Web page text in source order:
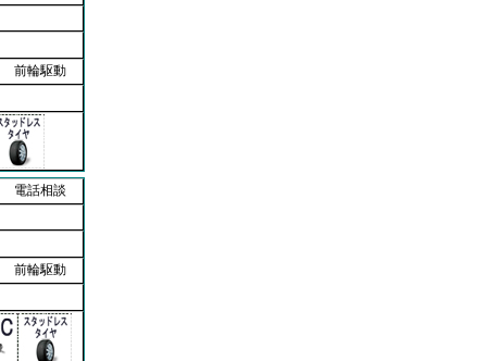
前輪駆動
電話相談
前輪駆動